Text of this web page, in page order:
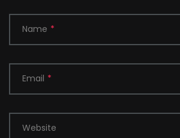
Name *
Email *
Website